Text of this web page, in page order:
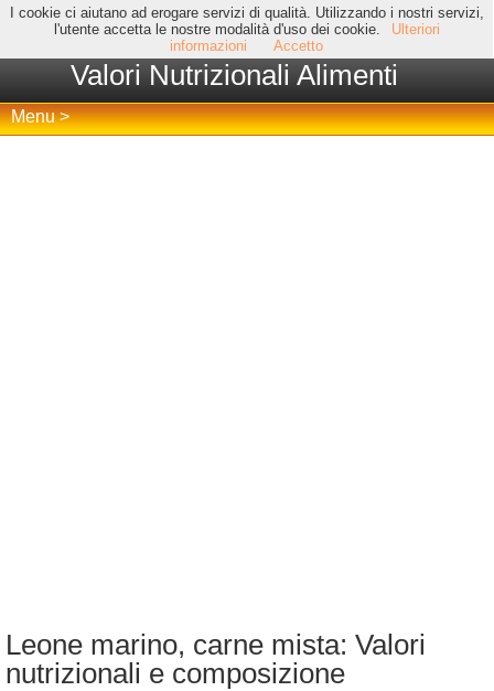
I cookie ci aiutano ad erogare servizi di qualità. Utilizzando i nostri servizi,
l'utente accetta le nostre modalità d'uso dei cookie.
Ulteriori
informazioni
Accetto
Valori Nutrizionali Alimenti
Menu >
Leone marino, carne mista: Valori
nutrizionali e composizione